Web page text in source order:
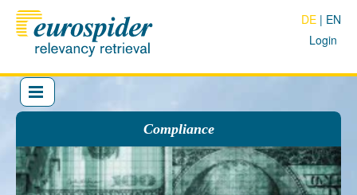
Login
DE EN
Compliance